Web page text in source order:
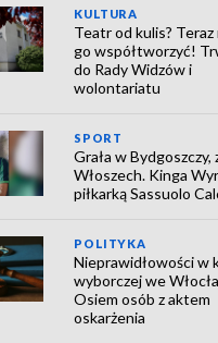
KULTURA
Teatr od kulis? Teraz
go współtworzyć!
do Rady Widzów i
wolontariatu
SPORT
Grała w Bydgoszczy,
Włoszech. Kinga
piłkarką Sassuolo
POLITYKA
Nieprawidłowości w
wyborczej we
Osiem osób z aktem
oskarżenia